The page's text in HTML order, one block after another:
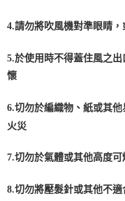
4.請勿將吹風機對準眼睛
5.於使用時不得蓋住風之
懷
6.切勿於編織物、紙或其
火災
7.切勿於氣體或其他高度
8.切勿將壓髮針或其他不